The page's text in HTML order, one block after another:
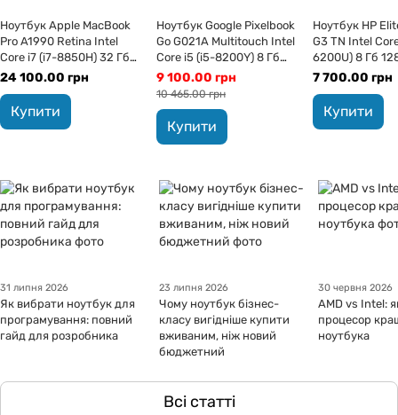
Ноутбук Apple MacBook
Pro A1990 Retina Intel
Core i7 (i7-8850H) 32 Гб
512 Гб SSD Клас A-
(GNB1225050) Б/В
24 100.00 грн
Купити
Ноутбук Google Pixelbook
Go G021A Multitouch Intel
Core i5 (i5-8200Y) 8 Гб
128 Гб SSD Клас A-
(NTB0226382) Б/В
9 100.00 грн
10 465.00 грн
Купити
Ноутбук HP
G3 TN Intel
6200U) 8 Гб
Клас A-
7 700.00 грн
Купити
31 липня 2026
Як вибрати ноутбук для
програмування: повний
гайд для розробника
23 липня 2026
Чому ноутбук бізнес-
класу вигідніше купити
вживаним, ніж новий
бюджетний
30 червня 2026
AMD vs Intel:
процесор
ноутбука
Всі статті